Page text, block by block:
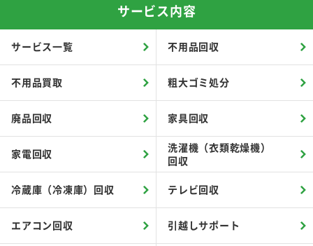
サービス内容
サービス一覧 不用品回収
不用品買取 粗大ゴミ処分
廃品回収 家具回収
家電回収
洗濯機（衣類乾燥機）
回収
冷蔵庫（冷凍庫）回収 テレビ回収
エアコン回収 引越しサポート